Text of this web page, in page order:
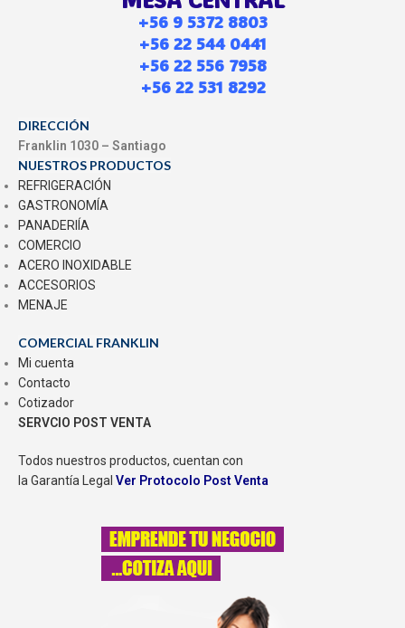
+56 9 5372 8803
+56 22 544 0441
+56 22 556 7958
+56 22 531 8292
DIRECCIÓN
Franklin 1030 – Santiago
NUESTROS PRODUCTOS
REFRIGERACIÓN
GASTRONOMÍA
PANADERIÍA
COMERCIO
ACERO INOXIDABLE
ACCESORIOS
MENAJE
COMERCIAL FRANKLIN
Mi cuenta
Contacto
Cotizador
SERVCIO POST VENTA
Todos nuestros productos, cuentan con
la Garantía Legal Ver Protocolo Post Venta